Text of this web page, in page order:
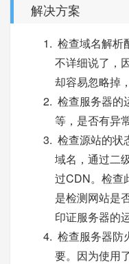
解决方案
检查域名解析
不详细说了，
却容易忽略掉
检查服务器的
等，是否有异常
检查源站的状
域名，通过二
过CDN。检查
是检测网站是
印证服务器的
检查服务器防
要。因为使用